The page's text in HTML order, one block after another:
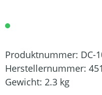
Produktnummer: DC-
Herstellernummer:
Gewicht: 2.3 kg